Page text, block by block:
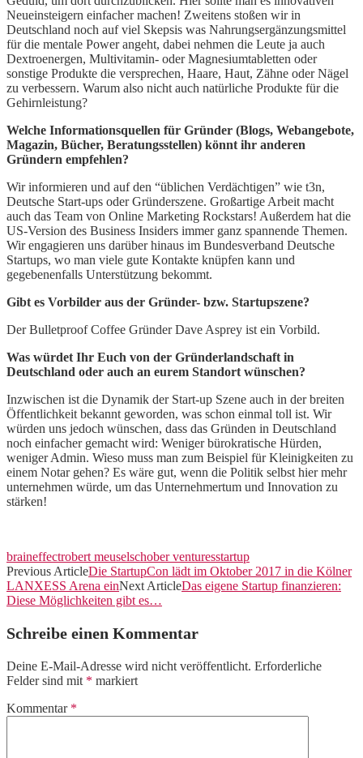
Neueinsteigern einfacher machen! Zweitens stoßen wir in
Deutschland noch auf viel Skepsis was Nahrungsergänzungsmittel
für die mentale Power angeht, dabei nehmen die Leute ja auch
Dextroenergen, Multivitamin- oder Magnesiumtabletten oder
sonstige Produkte die versprechen, Haare, Haut, Zähne oder Nägel
zu verbessern. Warum also nicht auch natürliche Produkte für die
Gehirnleistung?
Welche Informationsquellen für Gründer (Blogs, Webangebote,
Magazin, Bücher, Beratungsstellen) könnt ihr anderen
Gründern empfehlen?
Wir informieren und auf den “üblichen Verdächtigen” wie t3n,
Deutsche Start-ups oder Gründerszene. Großartige Arbeit macht
auch das Team von Online Marketing Rockstars! Außerdem hat die
US-Version des Business Insiders immer ganz spannende Themen.
Wir engagieren uns darüber hinaus im Bundesverband Deutsche
Startups, wo man viele gute Kontakte knüpfen kann und
gegebenenfalls Unterstützung bekommt.
Gibt es Vorbilder aus der Gründer- bzw. Startupszene?
Der Bulletproof Coffee Gründer Dave Asprey ist ein Vorbild.
Was würdet Ihr Euch von der Gründerlandschaft in
Deutschland oder auch an eurem Standort wünschen?
Inzwischen ist die Dynamik der Start-up Szene auch in der breiten
Öffentlichkeit bekannt geworden, was schon einmal toll ist. Wir
würden uns jedoch wünschen, dass das Gründen in Deutschland
noch einfacher gemacht wird: Weniger bürokratische Hürden,
weniger Admin. Wieso muss man zum Beispiel für Kleinigkeiten zu
einem Notar gehen? Es wäre gut, wenn die Politik selbst hier mehr
unternehmen würde, um das Unternehmertum und Innovation zu
stärken!
braineffectrobert meuselschober venturesstartup
Previous ArticleDie StartupCon lädt im Oktober 2017 in die Kölner
LANXESS Arena einNext ArticleDas eigene Startup finanzieren:
Diese Möglichkeiten gibt es…
Schreibe einen Kommentar
Deine E-Mail-Adresse wird nicht veröffentlicht. Erforderliche
Felder sind mit * markiert
Kommentar *